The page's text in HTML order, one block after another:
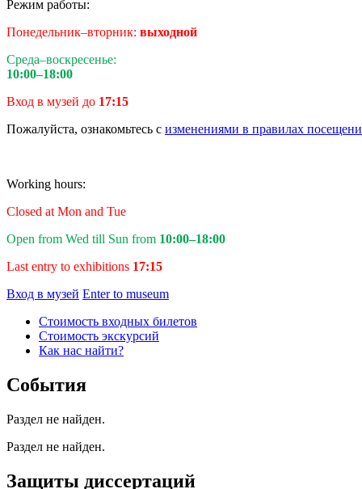
Режим работы:
Понедельник–вторник: выходной
Среда–воскресенье:
10:00–18:00
Вход в музей до 17:15
Пожалуйста, ознакомьтесь с изменениями в правилах
Working hours:
Closed at Mon and Tue
Open from Wed till Sun from 10:00–18:00
Last entry to exhibitions 17:15
Вход в музей Enter to museum
Стоимость входных билетов
Стоимость экскурсий
Как нас найти?
События
Раздел не найден.
Раздел не найден.
Защиты диссертаций